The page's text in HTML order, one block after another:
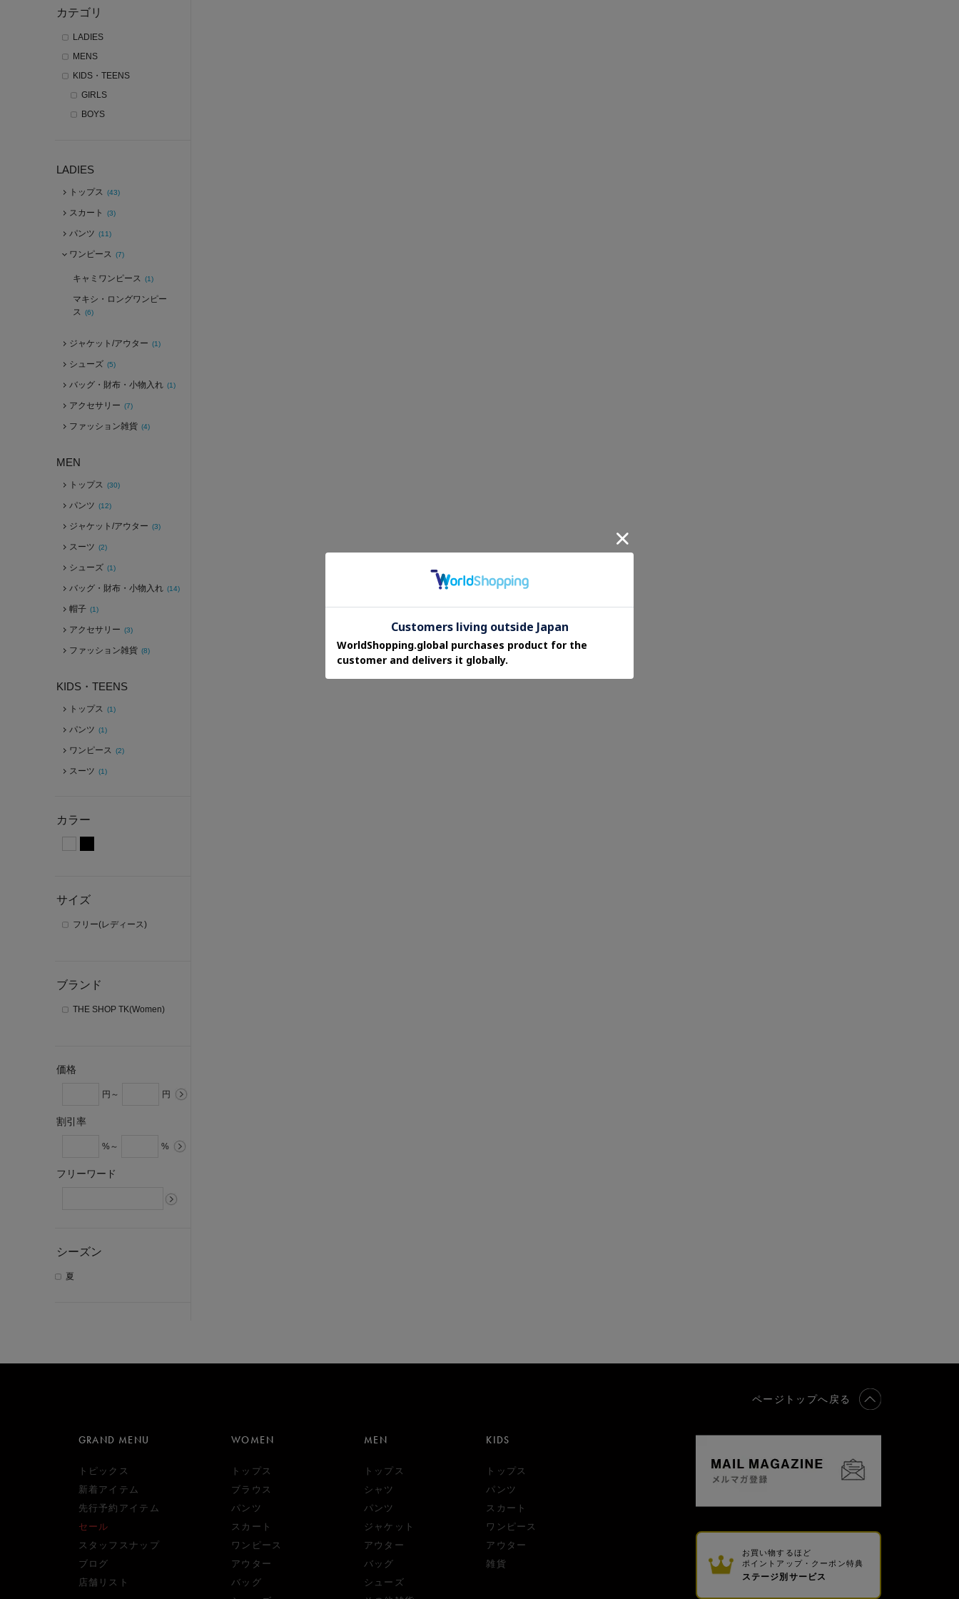
カテゴリ
LADIES
MENS
KIDS・TEENS
GIRLS
BOYS
LADIES
トップス (43)
スカート (3)
パンツ (11)
ワンピース (7)
キャミワンピース (1)
マキシ・ロングワンピー
ス (6)
ジャケット/アウター (1)
シューズ (5)
バッグ・財布・小物入れ (1)
アクセサリー (7)
ファッション雑貨 (4)
MEN
トップス (30)
パンツ (12)
ジャケット/アウター (3)
スーツ (2)
シューズ (1)
バッグ・財布・小物入れ (14)
帽子 (1)
アクセサリー (3)
ファッション雑貨 (8)
KIDS・TEENS
トップス (1)
パンツ (1)
ワンピース (2)
スーツ (1)
カラー
サイズ
フリー(レディース)
ブランド
THE SHOP TK(Women)
価格
円～ 円
割引率
%～ %
フリーワード
シーズン
夏
ページトップへ戻る
GRAND MENU
トピックス
新着アイテム
先行予約アイテム
セール
スタッフスナップ
ブログ
店舗リスト
WOMEN
トップス
ブラウス
パンツ
スカート
ワンピース
アウター
バッグ
MEN
トップス
シャツ
パンツ
ジャケット
アウター
バッグ
シューズ
KIDS
トップス
パンツ
スカート
ワンピース
アウター
雑貨
お買い物するほど
ポイントアップ・クーポン特典
ステージ別サービス